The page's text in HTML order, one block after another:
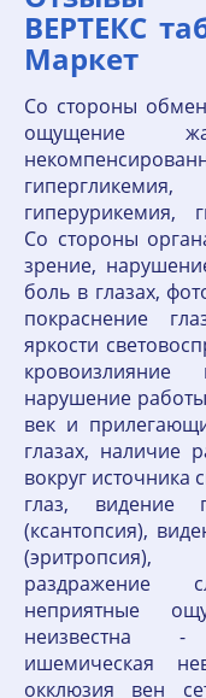
ВЕРТЕКС
Маркет
Со стороны
ощущение
гиперурикемия,
Со стороны
зрение,
боль в глазах,
покраснение
яркости
нарушение
век и
глазах, наличие
вокруг источника
глаз, видение
(ксантопсия),
(эритропсия),
раздражение
неприятные
неизвестна -
ишемическая
окклюзия вен